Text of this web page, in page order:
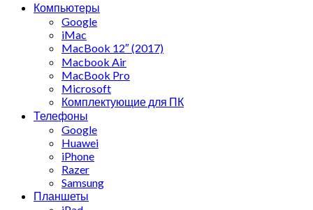
Компьютеры
Google
iMac
MacBook 12″ (2017)
Macbook Air
MacBook Pro
Microsoft
Комплектующие для ПК
Телефоны
Google
Huawei
iPhone
Razer
Samsung
Планшеты